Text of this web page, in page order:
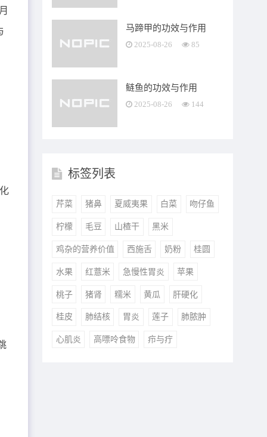
马蹄甲的功效与作用
2025-08-26 85
鲢鱼的功效与作用
2025-08-26 144
标签列表
芹菜 猪鼻 夏威夷果 白菜 吻仔鱼
柠檬 毛豆 山楂干 黑米
鸡杂的营养价值 西施舌 奶粉 桂圆
水果 红薏米 急慢性胃炎 苹果
桃子 猪肾 糯米 黄瓜 肝硬化
桂皮 肺结核 胃炎 莲子 肺脓肿
心肌炎 高嘌呤食物 疖与疔